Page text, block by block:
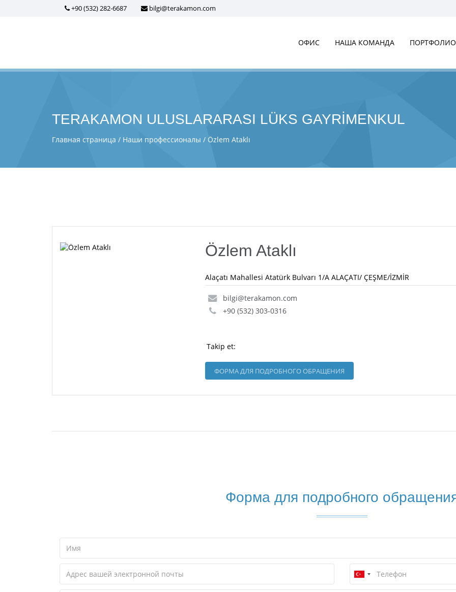
+90 (532) 282-6687 bilgi@terakamon.com
ОФИС НАША КОМАНДА ПОРТФОЛИО
TERAKAMON ULUSLARARASI LÜKS GAYRİMENKUL
Главная страница Наши профессионалы Özlem Ataklı
Özlem Ataklı
Alaçatı Mahallesi Atatürk Bulvarı 1/A ALAÇATI/ ÇEŞME/İZMİR
bilgi@terakamon.com
+90 (532) 303-0316
Takip et:
ФОРМА ДЛЯ ПОДРОБНОГО ОБРАЩЕНИЯ
Форма для подробного